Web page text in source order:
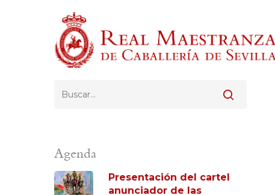
Agenda
Presentación del cartel
anunciador de las